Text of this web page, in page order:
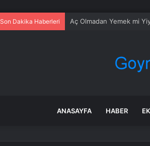
Son Dakika Haberleri Şekibe İnsel Doğal
ANASAYFA HABER